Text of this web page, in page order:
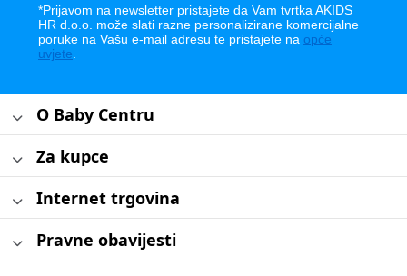
*Prijavom na newsletter pristajete da Vam tvrtka AKIDS
HR d.o.o. može slati razne personalizirane komercijalne
poruke na Vašu e-mail adresu te pristajete na opće
uvjete
O Baby Centru
Za kupce
Internet trgovina
Pravne obavijesti